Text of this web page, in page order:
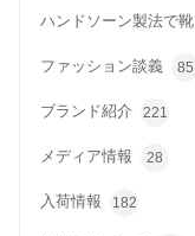
ハンドソーン製法で
ファッション談義 85
ブランド紹介 221
メディア情報 28
入荷情報 182